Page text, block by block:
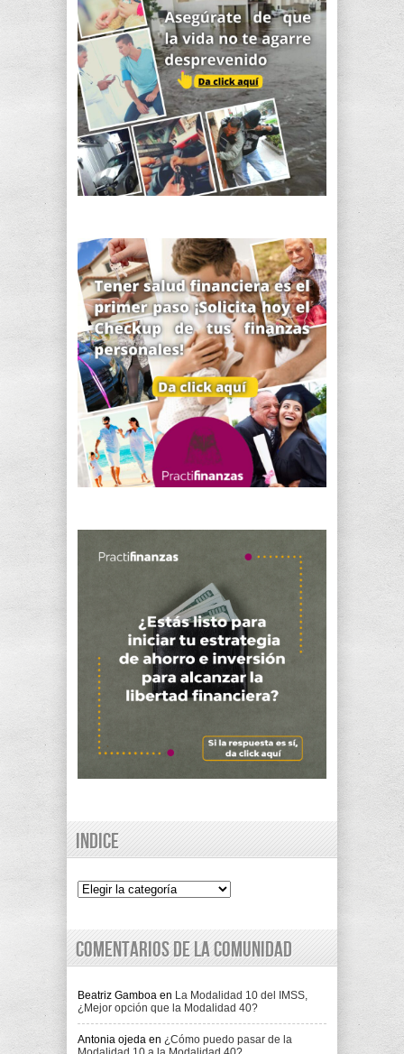
Indice
Indice
Comentarios de la comunidad
Beatriz Gamboa en La Modalidad 10 del IMSS,
¿Mejor opción que la Modalidad 40?
Antonia ojeda en ¿Cómo puedo pasar de la